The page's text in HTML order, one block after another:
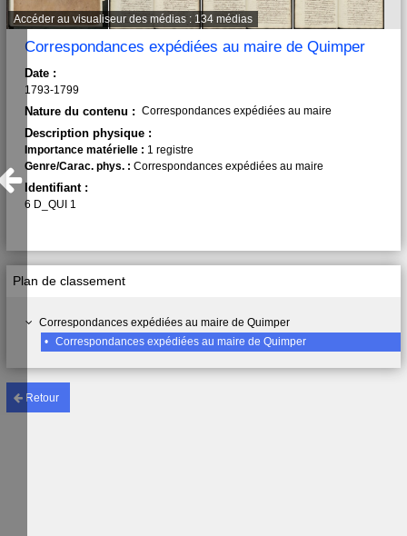
Retour
Plan de classement
Correspondances expédiées au maire de Quimper
•
Correspondances expédiées au maire de Quimper
Accéder au visualiseur des médias : 134 médias
Correspondances expédiées au maire de Quimper
Date :
1793-1799
Nature du contenu : Correspondances expédiées au maire
Description physique :
Importance matérielle : 1 registre
Genre/Carac. phys. : Correspondances expédiées au maire
Identifiant :
6 D_QUI 1